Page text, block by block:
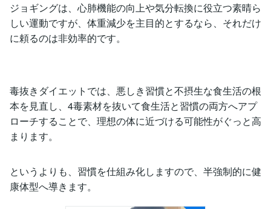
ジョギングは、心肺機能の向上や気分転換に役立つ素晴ら
しい運動ですが、体重減少を主目的とするなら、それだけ
に頼るのは非効率的です。
毒抜きダイエットでは、悪しき習慣と不摂生な食生活の根
本を見直し、4毒素材を抜いて食生活と習慣の両方へアプ
ローチすることで、理想の体に近づける可能性がぐっと高
まります。
というよりも、習慣を仕組み化しますので、半強制的に健
康体型へ導きます。